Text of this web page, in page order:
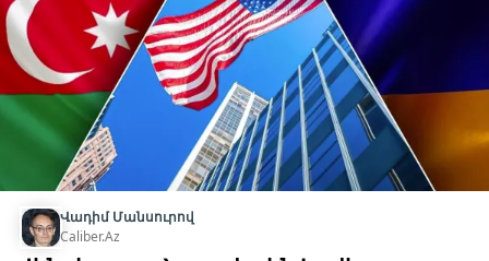
Վադիմ Մանսուրով
Caliber.Az